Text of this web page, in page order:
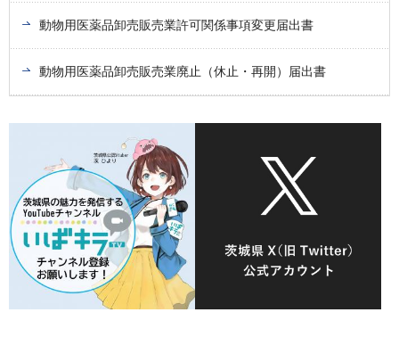
動物用医薬品卸売販売業許可関係事項変更届出書
動物用医薬品卸売販売業廃止（休止・再開）届出書